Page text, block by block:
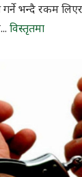
गर्ने भन्दै रकम
विस्तृतमा